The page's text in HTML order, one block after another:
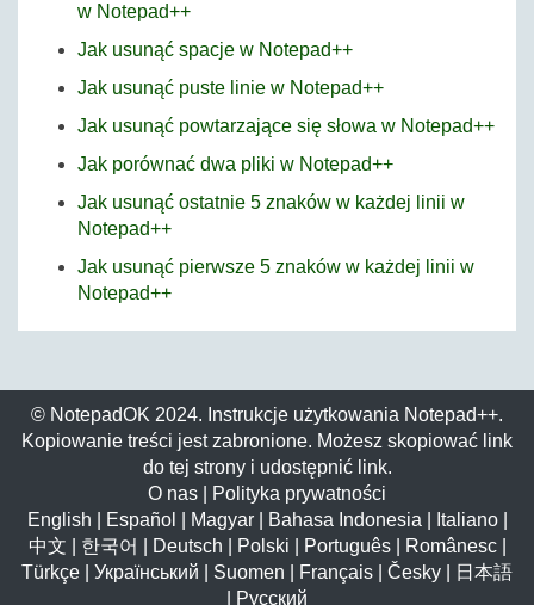
w Notepad++
Jak usunąć spacje w Notepad++
Jak usunąć puste linie w Notepad++
Jak usunąć powtarzające się słowa w Notepad++
Jak porównać dwa pliki w Notepad++
Jak usunąć ostatnie 5 znaków w każdej linii w
Notepad++
Jak usunąć pierwsze 5 znaków w każdej linii w
Notepad++
© NotepadOK 2024. Instrukcje użytkowania Notepad++.
Kopiowanie treści jest zabronione. Możesz skopiować link
do tej strony i udostępnić link.
O nas
Polityka prywatności
English
Español Magyar| Bahasa Indonesia Italiano|
中文
한국어 Deutsch Polski Português| Românesc|
Türkçe
Український Suomen Français Česky
日本語
Русский